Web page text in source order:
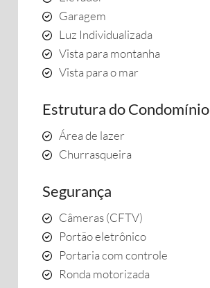
Garagem
Luz Individualizada
Vista para montanha
Vista para o mar
Estrutura do Condomínio
Área de lazer
Churrasqueira
Segurança
Câmeras (CFTV)
Portão eletrônico
Portaria com controle
Ronda motorizada